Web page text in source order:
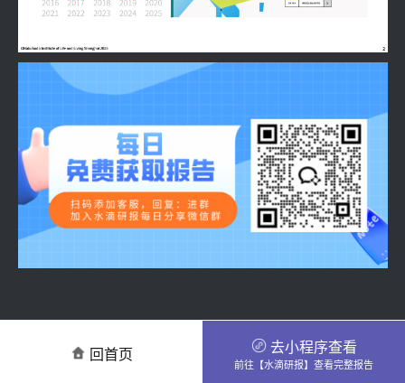
回首页 去小程序查看
前往【水滴研报】查看完整报告